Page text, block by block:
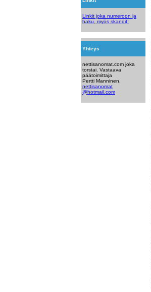
Linkit joka numeroon ja
haku, myös skandit!
Yhteys
nettisanomat.com joka
torstai. Vastaava
päätoimittaja
Pertti Manninen.
nettisanomat
@hotmail.com